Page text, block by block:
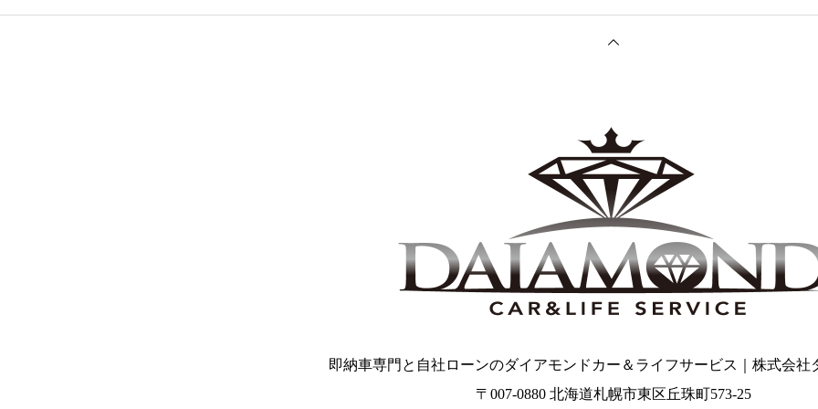
即納車専門と自社ローンのダイアモンドカー＆ライフサービス｜株式会社
〒007-0880 北海道札幌市東区丘珠町573-25